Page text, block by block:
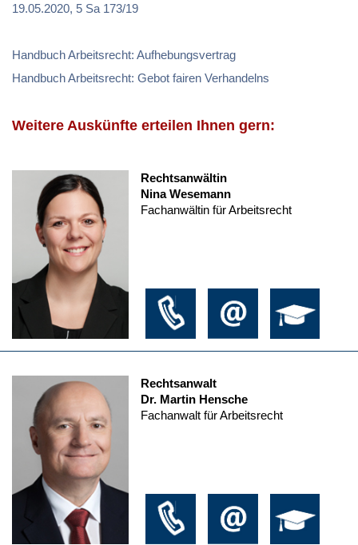
19.05.2020, 5 Sa 173/19
Handbuch Arbeitsrecht: Aufhebungsvertrag
Handbuch Arbeitsrecht: Gebot fairen Verhandelns
Weitere Auskünfte erteilen Ihnen gern:
Rechtsanwältin
Nina Wesemann
Fachanwältin für Arbeitsrecht
Rechtsanwalt
Dr. Martin Hensche
Fachanwalt für Arbeitsrecht